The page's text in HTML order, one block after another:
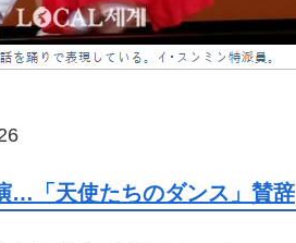
…「天使たちのダンス」賛辞